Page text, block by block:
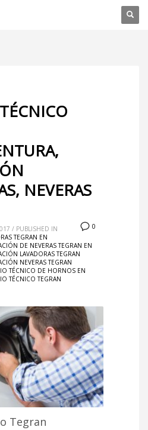
NEVERAS
0
/ PUBLISHED IN
TEGRAN EN
DE NEVERAS TEGRAN EN
LAVADORAS TEGRAN
NEVERAS TEGRAN
TÉCNICO DE HORNOS EN
TÉCNICO TEGRAN
Tegran